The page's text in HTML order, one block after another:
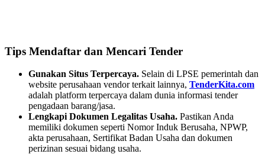
Tips Mendaftar dan Mencari Tender
Gunakan Situs Terpercaya. Selain di LPSE pemerintah dan
website perusahaan vendor terkait lainnya, TenderKita.com
adalah platform terpercaya dalam dunia informasi tender
pengadaan barang/jasa.
Lengkapi Dokumen Legalitas Usaha. Pastikan Anda
memiliki dokumen seperti Nomor Induk Berusaha, NPWP,
akta perusahaan, Sertifikat Badan Usaha dan dokumen
perizinan sesuai bidang usaha.